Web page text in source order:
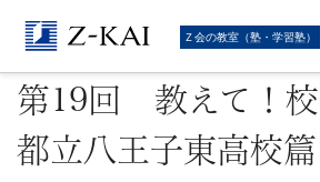
難
関
校
Ｚ会の教室（塾・学習塾）
Ｚ会トップ> Ｚ会の教室（塾・学習塾）>第19
八王子東高校篇 ～小学６年生のあなたへ～
第19回 教えて！
都立八王子東高校